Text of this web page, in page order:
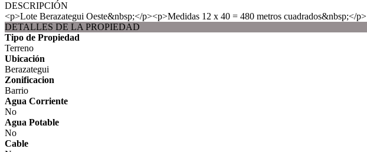
DESCRIPCIÓN
<p>Lote Berazategui Oeste&nbsp;</p><p>Medidas 12 x 40 = 480 metros cuadrados&nbsp;</p>
DETALLES DE LA PROPIEDAD
Tipo de Propiedad
Terreno
Ubicación
Berazategui
Zonificacion
Barrio
Agua Corriente
No
Agua Potable
No
Cable